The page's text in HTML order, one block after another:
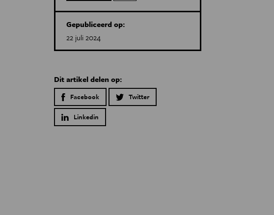
Gepubliceerd op:
22 juli 2024
Dit artikel delen op:
Facebook Twitter
Linkedin